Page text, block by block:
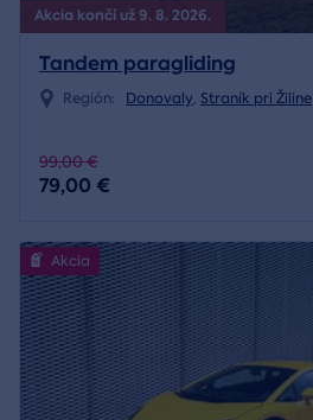
Akcia končí už 9. 8. 2026.
Tandem paragliding
Región: Donovaly, Straník pri Žiline
99,00 €
79,00 €
Akcia